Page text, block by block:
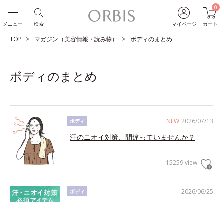
マイページ
0
カート
検索
メニュー
TOP マガジン（美容情報・読み物） ボディのまとめ
ボディのまとめ
NEW 2026/07/13
ボディ
汗のニオイ対策、間違っていませんか？
15259 view
2026/06/25
ボディ